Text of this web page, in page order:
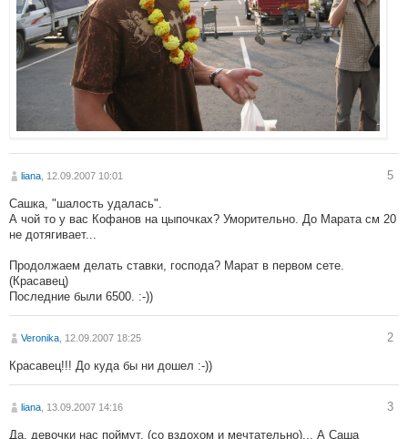
liana , 12.09.2007 10:01 5
Сашка, "шалость удалась".
А чой то у вас Кофанов на цыпочках? Уморительно. До Марата см 20
не дотягивает...
Продолжаем делать ставки, господа? Марат в первом сете.
(Красавец)
Последние были 6500. :-))
Veronika , 12.09.2007 18:25 2
Красавец!!! До куда бы ни дошел :-))
liana , 13.09.2007 14:16 3
Да, девочки нас поймут. (со вздохом и мечтательно)... А Саша